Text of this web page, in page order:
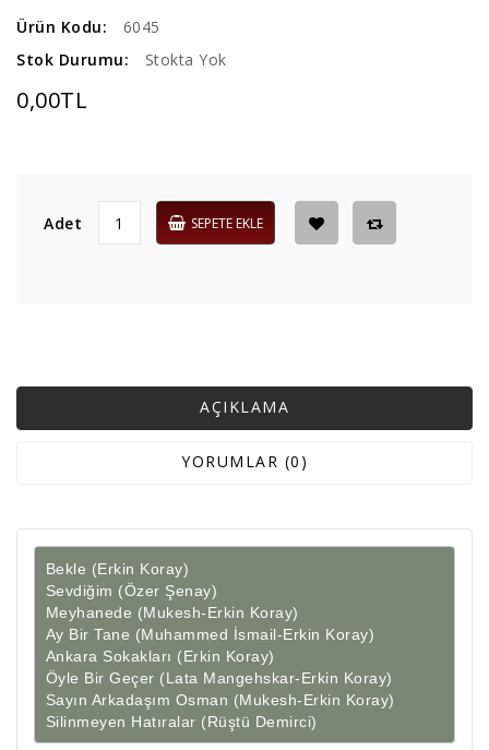
Ürün Kodu:
6045
Stok Durumu:
Stokta Yok
0,00TL
Adet SEPETE EKLE
AÇIKLAMA
YORUMLAR (0)
Bekle (Erkin Koray)
Sevdiğim (Özer Şenay)
Meyhanede (Mukesh-Erkin Koray)
Ay Bir Tane (Muhammed İsmail-Erkin Koray)
Ankara Sokakları (Erkin Koray)
Öyle Bir Geçer (Lata Mangehskar-Erkin Koray)
Sayın Arkadaşım Osman (Mukesh-Erkin Koray)
Silinmeyen Hatıralar (Rüştü Demirci)